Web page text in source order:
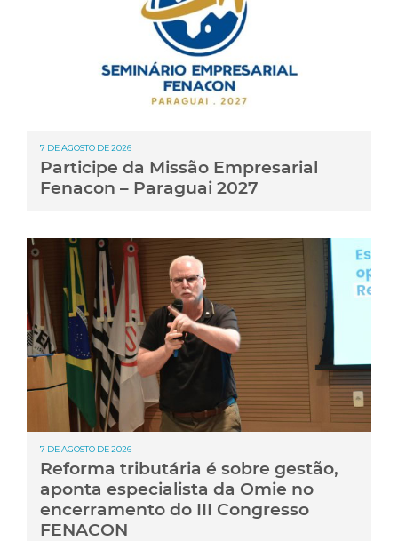
7 DE AGOSTO DE 2026
Participe da Missão Empresarial
Fenacon – Paraguai 2027
7 DE AGOSTO DE 2026
Reforma tributária é sobre gestão,
aponta especialista da Omie no
encerramento do III Congresso
FENACON